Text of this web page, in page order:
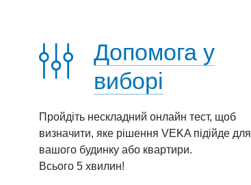
Допомога у
виборі
Пройдіть нескладний онлайн тест, щоб
визначити, яке рішення VEKA підійде для
вашого будинку або квартири.
Всього 5 хвилин!